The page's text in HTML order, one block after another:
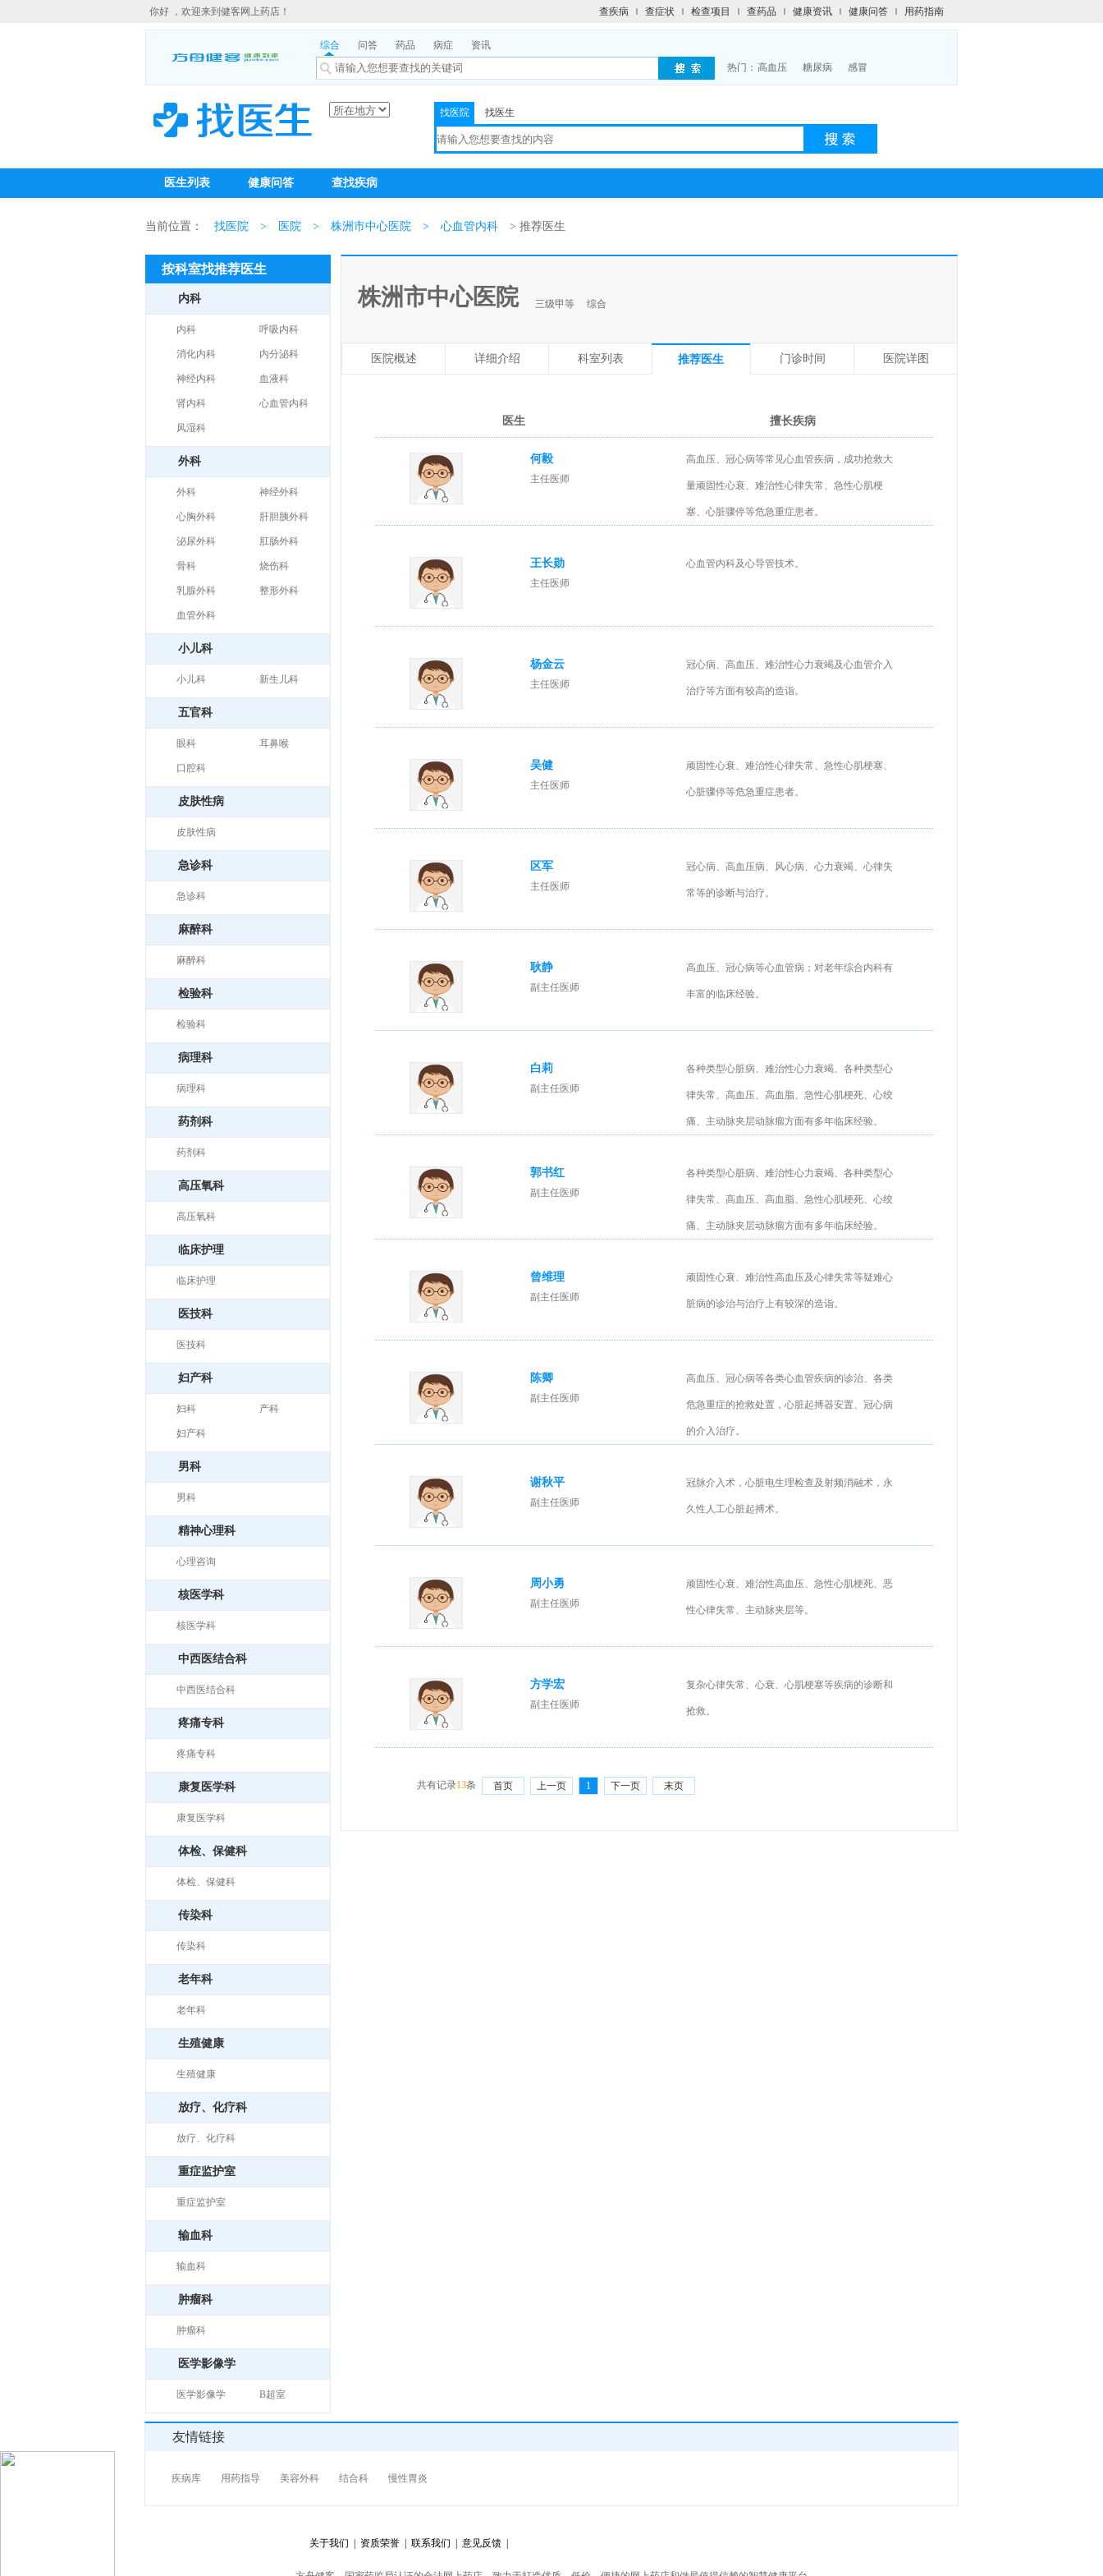
你好 ，欢迎来到健客网上药店！ 查疾病 查症状 检查项目 查药品 健康资讯 健康问答 用药指南
综合 问答 药品 病症
资讯
热门： 高血压 糖尿病 感冒
找医院 找医生
医生列表 健康问答 查找疾病
当前位置： 找医院 > 医院 > 株洲市中心医院 > 心血管内科 > 推荐医生
株洲市中心医院 三级甲等 综合
医院概述 详细介绍 科室列表 推荐医生 门诊时间 医院详图
医生 擅长疾病
何毅
主任医师
高血压、冠心病等常见心血管疾病，成功抢救大
量顽固性心衰、难治性心律失常、急性心肌梗
塞、心脏骤停等危急重症患者。
王长勋
主任医师
心血管内科及心导管技术。
杨金云
主任医师
冠心病、高血压、难治性心力衰竭及心血管介入
治疗等方面有较高的造诣。
吴健
主任医师
顽固性心衰、难治性心律失常、急性心肌梗塞、
心脏骤停等危急重症患者。
区军
主任医师
冠心病、高血压病、风心病、心力衰竭、心律失
常等的诊断与治疗。
耿静
副主任医师
高血压、冠心病等心血管病；对老年综合内科有
丰富的临床经验。
白莉
副主任医师
各种类型心脏病、难治性心力衰竭、各种类型心
律失常、高血压、高血脂、急性心肌梗死、心绞
痛、主动脉夹层动脉瘤方面有多年临床经验。
郭书红
副主任医师
各种类型心脏病、难治性心力衰竭、各种类型心
律失常、高血压、高血脂、急性心肌梗死、心绞
痛、主动脉夹层动脉瘤方面有多年临床经验。
曾维理
副主任医师
顽固性心衰、难治性高血压及心律失常等疑难心
脏病的诊治与治疗上有较深的造诣。
陈卿
副主任医师
高血压、冠心病等各类心血管疾病的诊治、各类
危急重症的抢救处置，心脏起搏器安置、冠心病
的介入治疗。
谢秋平
副主任医师
冠脉介入术，心脏电生理检查及射频消融术，永
久性人工心脏起搏术。
周小勇
副主任医师
顽固性心衰、难治性高血压、急性心肌梗死、恶
性心律失常、主动脉夹层等。
方学宏
副主任医师
复杂心律失常、心衰、心肌梗塞等疾病的诊断和
抢救。
共有记录13条 首页 上一页 1 下一页 末页
按科室找推荐医生
内科
内科 呼吸内科
消化内科 内分泌科
神经内科 血液科
肾内科 心血管内科
风湿科
外科
外科 神经外科
心胸外科 肝胆胰外科
泌尿外科 肛肠外科
骨科 烧伤科
乳腺外科 整形外科
血管外科
小儿科
小儿科 新生儿科
五官科
眼科 耳鼻喉
口腔科
皮肤性病
皮肤性病
急诊科
急诊科
麻醉科
麻醉科
检验科
检验科
病理科
病理科
药剂科
药剂科
高压氧科
高压氧科
临床护理
临床护理
医技科
医技科
妇产科
妇科 产科
妇产科
男科
男科
精神心理科
心理咨询
核医学科
核医学科
中西医结合科
中西医结合科
疼痛专科
疼痛专科
康复医学科
康复医学科
体检、保健科
体检、保健科
传染科
传染科
老年科
老年科
生殖健康
生殖健康
放疗、化疗科
放疗、化疗科
重症监护室
重症监护室
输血科
输血科
肿瘤科
肿瘤科
医学影像学
医学影像学 B超室
友情链接
疾病库 用药指导 美容外科 结合科 慢性胃炎
关于我们 | 资质荣誉 | 联系我们 | 意见反馈 |